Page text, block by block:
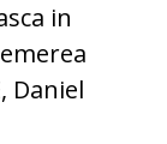
in
Daniel